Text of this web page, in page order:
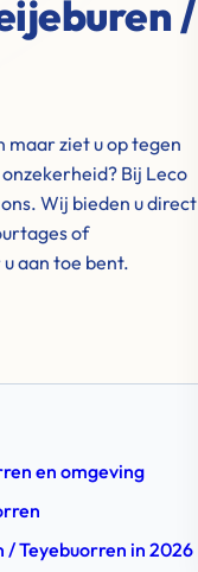
/
maar ziet u op tegen
Bij Leco
Wij bieden u direct
of
aan toe bent.
en omgeving
Teyebuorren in 2026